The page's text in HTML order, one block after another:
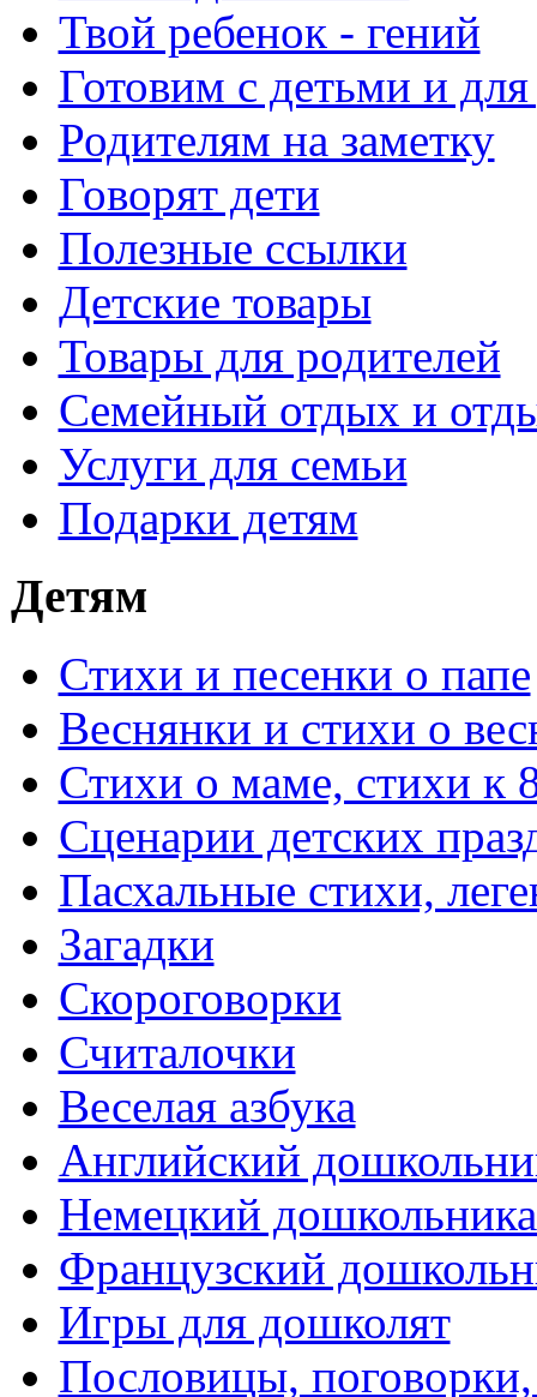
Твой ребенок - гений
Готовим с детьми и для
Родителям на заметку
Говорят дети
Полезные ссылки
Детские товары
Товары для родителей
Семейный отдых и
Услуги для семьи
Подарки детям
Детям
Стихи и песенки о папе
Веснянки и стихи о
Стихи о маме, стихи к
Сценарии детских
Пасхальные стихи,
Загадки
Скороговорки
Считалочки
Веселая азбука
Английский
Немецкий
Французский
Игры для дошколят
Пословицы,